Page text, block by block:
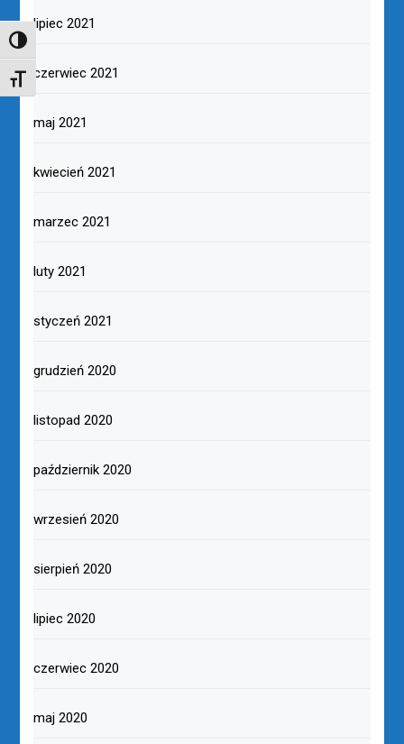
TOGGLE HIGH CONTRAST
TOGGLE FONT SIZE
lipiec 2021
czerwiec 2021
maj 2021
kwiecień 2021
marzec 2021
luty 2021
styczeń 2021
grudzień 2020
listopad 2020
październik 2020
wrzesień 2020
sierpień 2020
lipiec 2020
czerwiec 2020
maj 2020